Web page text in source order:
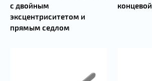
с двойным
эксцентриситетом и
прямым седлом
концевой